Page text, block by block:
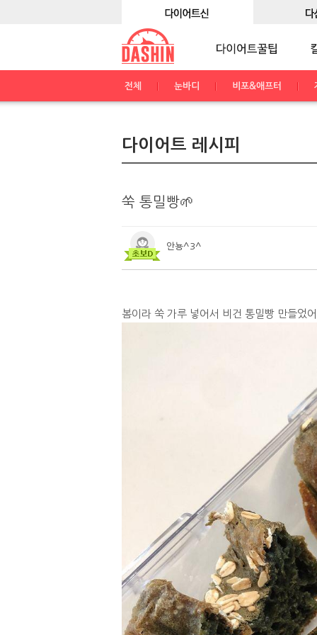
전체 눈바디 비포&애프터
다이어트 레시피
쑥 통밀빵🌱
안뇽^3^
봄이라 쑥 가루 넣어서 비건 통밀빵 만들었